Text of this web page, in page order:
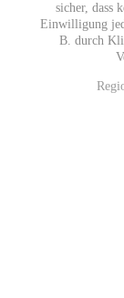
sicher, dass
Einwilligung
B. durch